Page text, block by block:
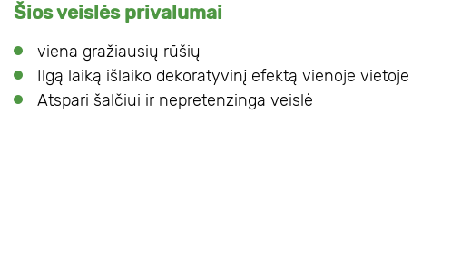
Šios veislės privalumai
viena gražiausių rūšių
Ilgą laiką išlaiko dekoratyvinį efektą vienoje vietoje
Atspari šalčiui ir nepretenzinga veislė